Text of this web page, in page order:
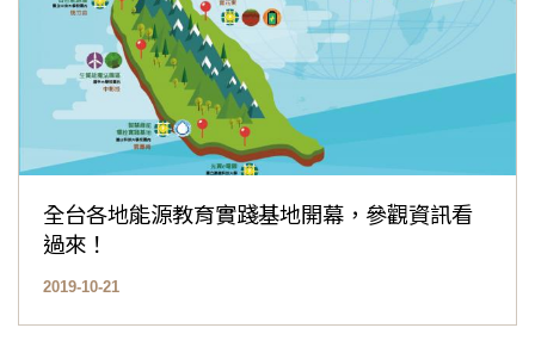
全台各地能源教育實踐基地開幕，參觀資訊看
過來！
2019-10-21